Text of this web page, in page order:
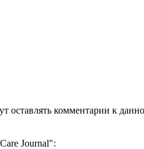
оставлять комментарии к
Journal":